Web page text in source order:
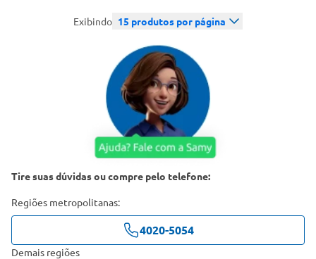
Exibindo 15 produtos por página
Tire suas dúvidas ou compre pelo telefone:
Regiões metropolitanas:
4020-5054
Demais regiões